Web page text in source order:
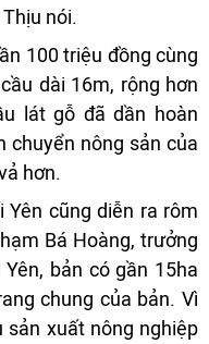
nói.
100 triệu đồng cùng
dài 16m, rộng hơn
lát gỗ đã dần hoàn
chuyển nông sản của
hơn.
Yên cũng diễn ra rôm
Bá Hoàng, trưởng
bản có gần 15ha
chung của bản. Vì
sản xuất nông nghiệp